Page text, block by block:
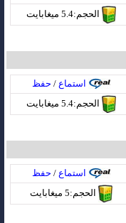
الحجم:5.4 ميغابايت
استماع / حفظ
الحجم:5.4 ميغابايت
استماع / حفظ
الحجم:5 ميغابايت